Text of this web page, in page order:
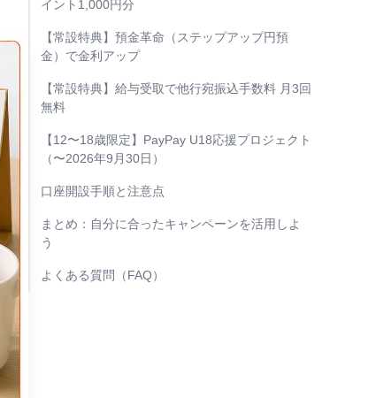
イント1,000円分
【常設特典】預金革命（ステップアップ円預
金）で金利アップ
【常設特典】給与受取で他行宛振込手数料 月3回
無料
【12〜18歳限定】PayPay U18応援プロジェクト
（〜2026年9月30日）
口座開設手順と注意点
まとめ：自分に合ったキャンペーンを活用しよ
う
よくある質問（FAQ）